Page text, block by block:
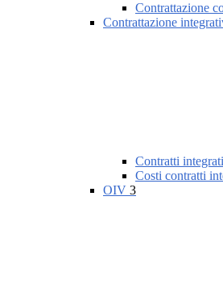
Contrattazione
Contrattazione
Contratti
Costi contratti
OIV 3